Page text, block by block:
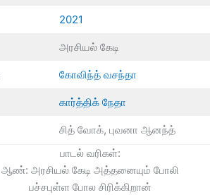
2021
அரசியல் கேடி
கோவிந்த் வசந்தா
கார்த்திக் நேதா
சித் வோக், புவனா ஆனந்த்
பாடல் வரிகள்:
ஆண்: அரசியல் கேடி அத்தனையும் போலி
பச்சபுள்ள போல சிரிக்கிறான்